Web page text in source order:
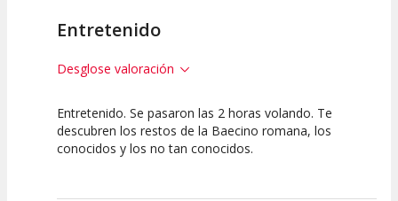
Entretenido
Desglose valoración
7.5
Calidad de la
10
Atención del
Entretenido. Se pasaron las 2 horas volando. Te
descubren los restos de la Baecino romana, los
conocidos y los no tan conocidos.